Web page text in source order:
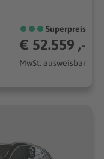
Superpreis
€ 52.559 ,-
MwSt. ausweisbar